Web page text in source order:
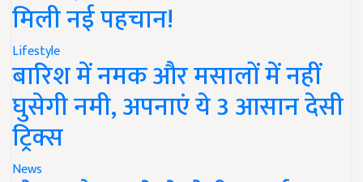
मिली नई पहचान!
Lifestyle
बारिश में नमक और मसालों में नहीं
घुसेगी नमी, अपनाएं ये 3 आसान देसी
ट्रिक्स
News